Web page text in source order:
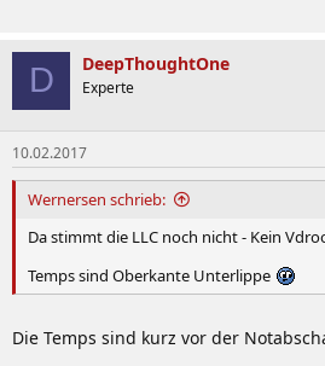
D DeepThoughtOne
Experte
10.02.2017
Wernersen schrieb:
Da stimmt die LLC noch nicht - Kein
Temps sind Oberkante Unterlippe
Die Temps sind kurz vor der